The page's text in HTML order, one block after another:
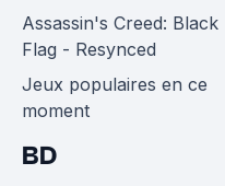
Assassin's Creed: Black
Flag - Resynced
Jeux populaires en ce
moment
BD